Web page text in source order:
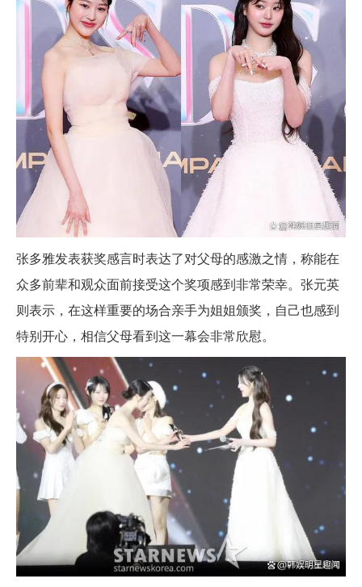
张多雅发表获奖感言时表达了对父母的感激之情，称能在
众多前辈和观众面前接受这个奖项感到非常荣幸。张元英
则表示，在这样重要的场合亲手为姐姐颁奖，自己也感到
特别开心，相信父母看到这一幕会非常欣慰。